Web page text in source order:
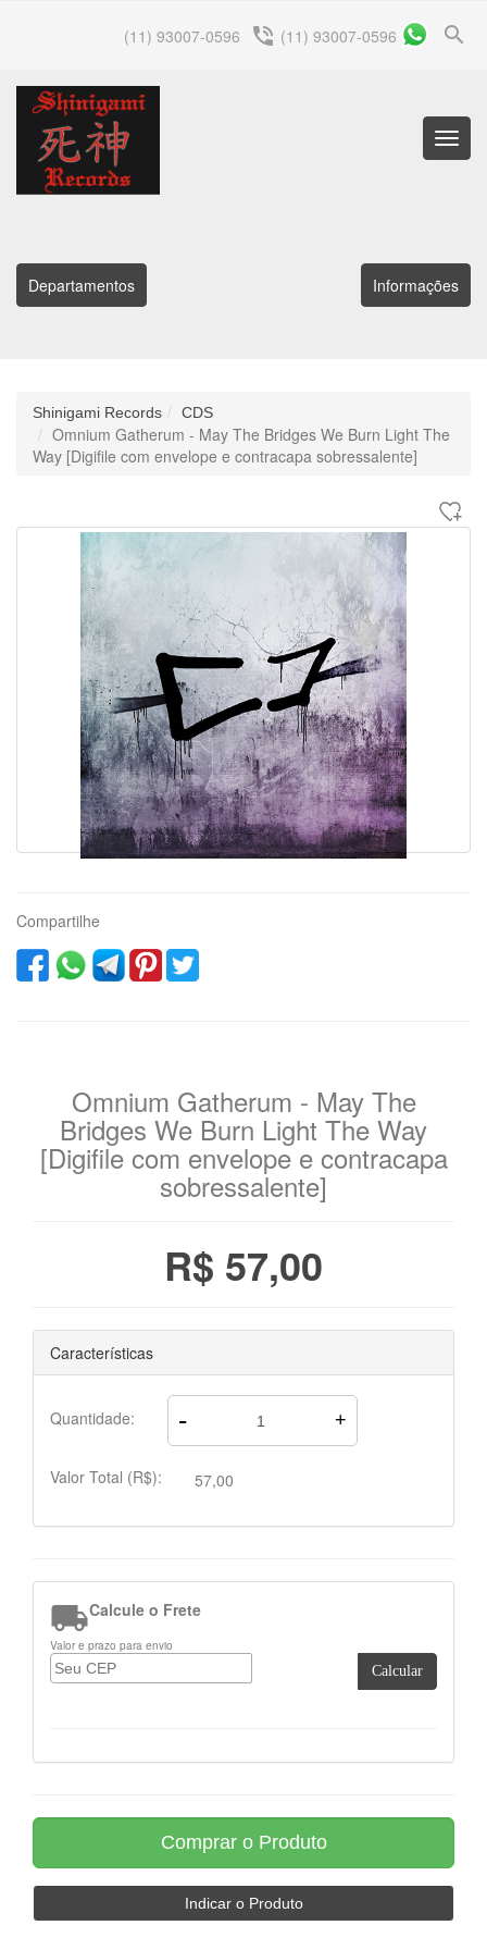
search
(11) 93007-0596 phone_in_talk (11) 93007-0596
Menu
Departamentos Informações
Shinigami Records CDS
Omnium Gatherum - May The Bridges We Burn Light The
Way [Digifile com envelope e contracapa sobressalente]
Compartilhe
Omnium Gatherum - May The
Bridges We Burn Light The Way
[Digifile com envelope e contracapa
sobressalente]
R$ 57,00
Características
Quantidade: - +
Valor Total (R$): 57,00
Calcule o Frete
Valor e prazo para envio
Calcular